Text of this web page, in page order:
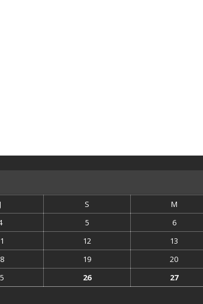
J S
M
5
6
12
13
19
20
26
27